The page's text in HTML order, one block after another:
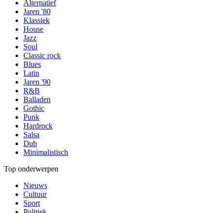
Alternatief
Jaren '80
Klassiek
House
Jazz
Soul
Classic rock
Blues
Latin
Jaren '90
R&B
Balladen
Gothic
Punk
Hardrock
Salsa
Dub
Minimalistisch
Top onderwerpen
Nieuws
Cultuur
Sport